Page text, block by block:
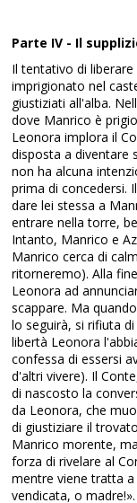
Parte IV - Il
Il tentativo di
imprigionato nel
giustiziati all'alba.
dove Manrico è
Leonora implora il
disposta a diventare
non ha alcuna
prima di concedersi.
dare lei stessa a
entrare nella torre,
Intanto, Manrico e
Manrico cerca di
ritorneremo). Alla
Leonora ad
scappare. Ma
lo seguirà, si rifiuta
libertà Leonora
confessa di essersi
d'altri vivere). Il
di nascosto la
da Leonora, che
di giustiziare il
Manrico morente,
forza di rivelare al
mentre viene tratta
vendicata, o madre!».